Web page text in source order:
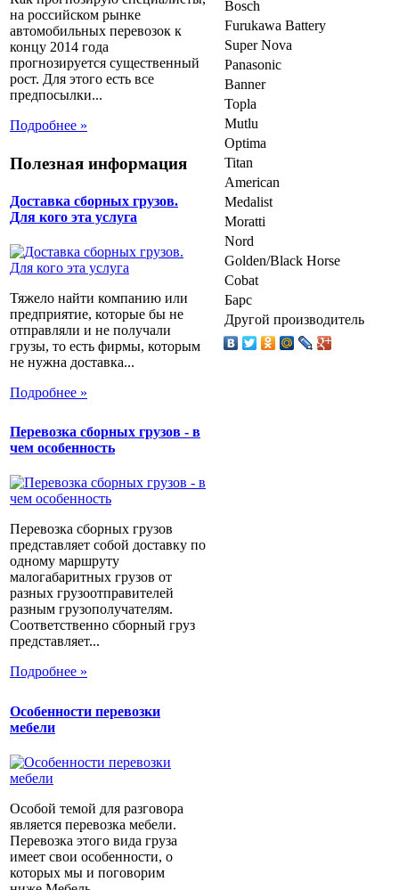
на российском рынке
автомобильных перевозок к
концу 2014 года
прогнозируется существенный
рост. Для этого есть все
предпосылки...
Подробнее »
Полезная информация
Доставка сборных грузов.
Для кого эта услуга
Тяжело найти компанию или
предприятие, которые бы не
отправляли и не получали
грузы, то есть фирмы, которым
не нужна доставка...
Подробнее »
Перевозка сборных грузов - в
чем особенность
Перевозка сборных грузов
представляет собой доставку по
одному маршруту
малогабаритных грузов от
разных грузоотправителей
разным грузополучателям.
Соответственно сборный груз
представляет...
Подробнее »
Особенности перевозки
мебели
Особой темой для разговора
является перевозка мебели.
Перевозка этого вида груза
имеет свои особенности, о
которых мы и поговорим
Bosch
Furukawa Battery
Super Nova
Panasonic
Banner
Topla
Mutlu
Optima
Titan
American
Medalist
Moratti
Nord
Golden/Black Horse
Cobat
Барс
Другой производитель